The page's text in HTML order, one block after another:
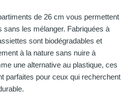
de 26 cm vous permettent
sans les mélanger. Fabriquées à
sont biodégradables et
à la nature sans nuire à
une alternative au plastique, ces
parfaites pour ceux qui recherchent